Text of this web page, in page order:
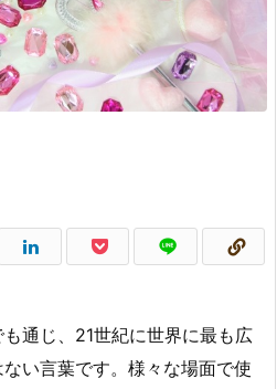
通じ、21世紀に世界に最も広
い言葉です。様々な場面で使